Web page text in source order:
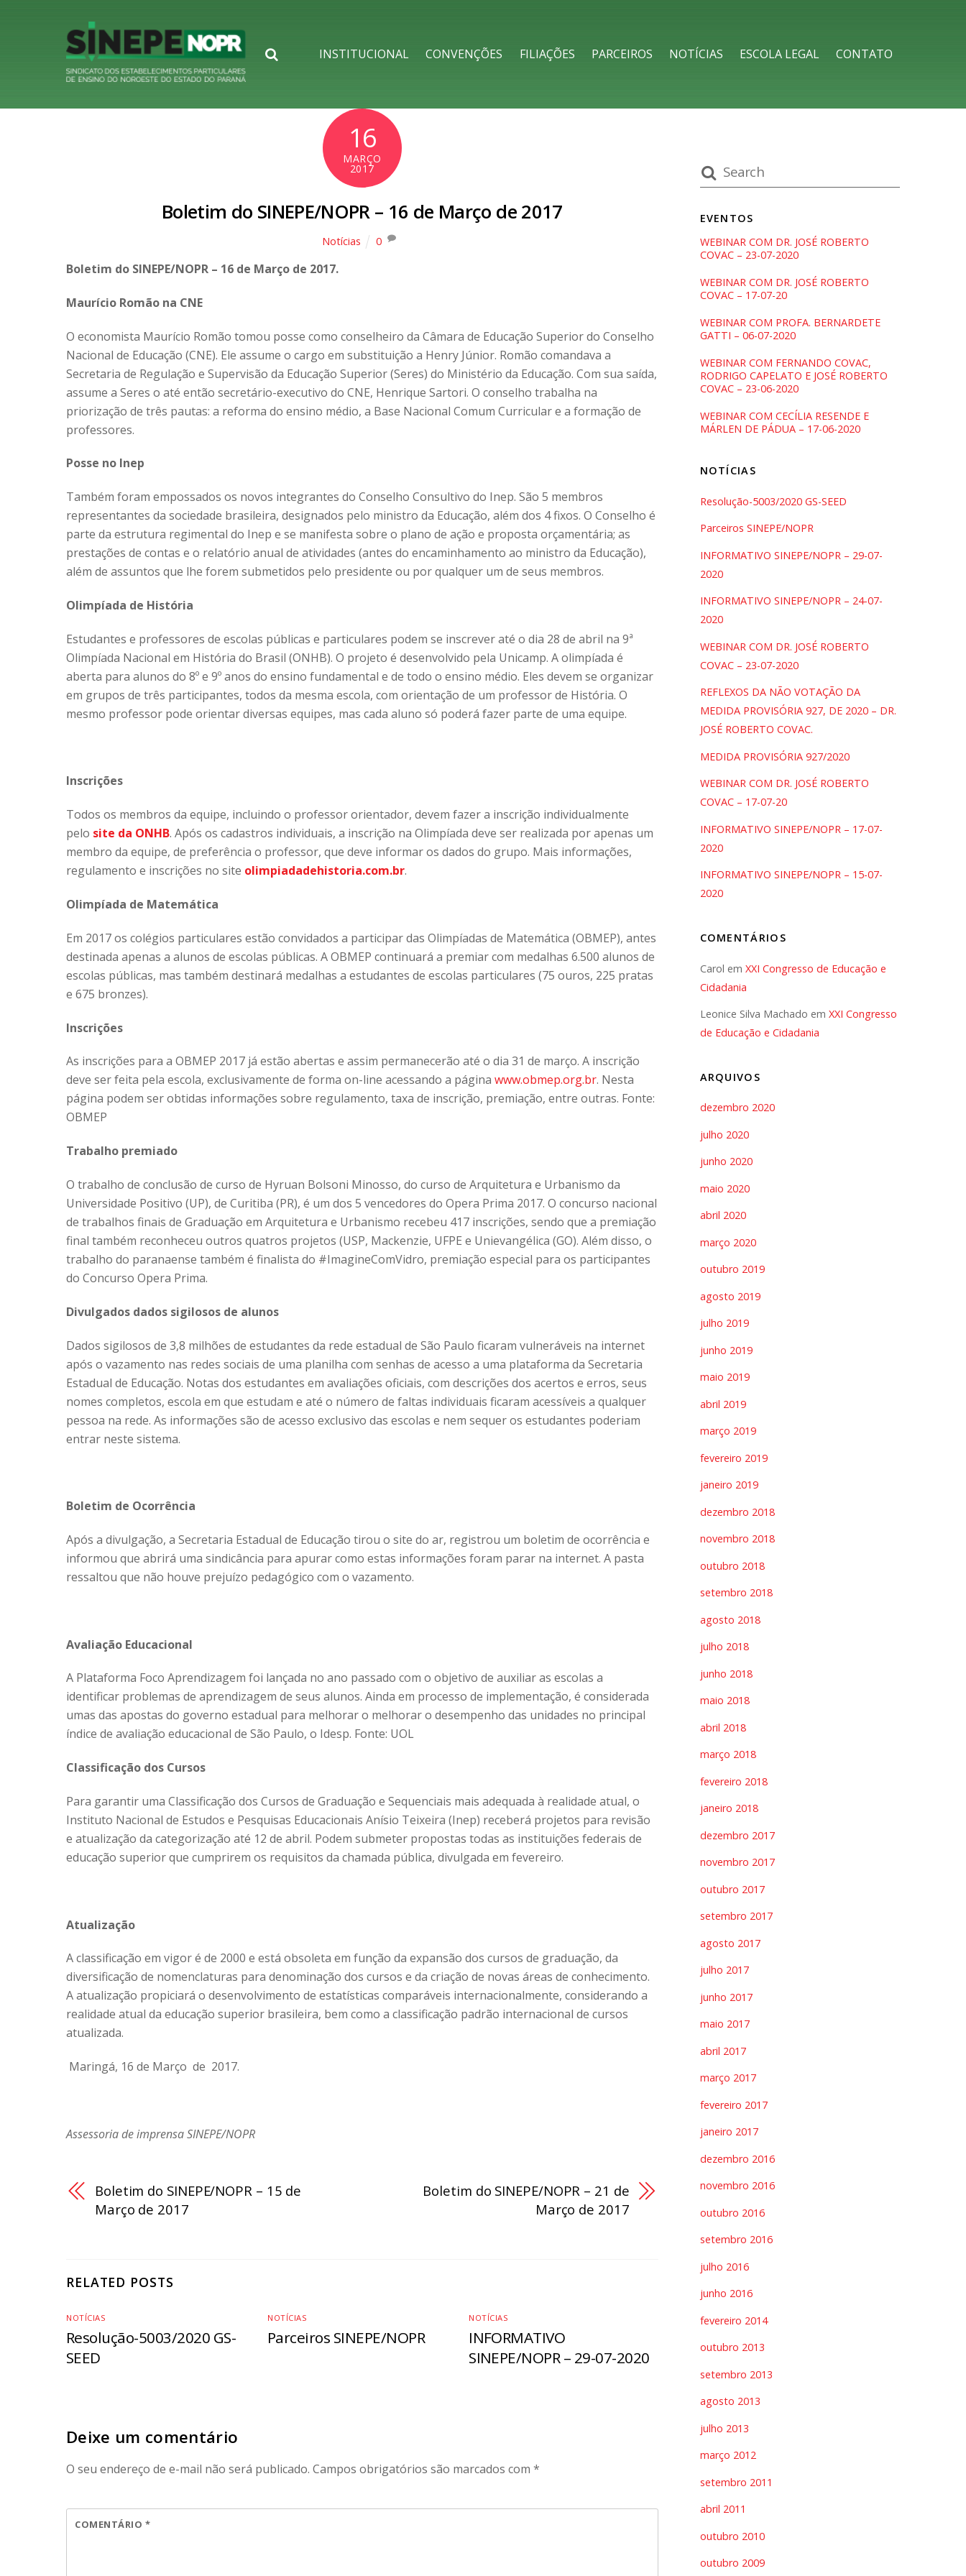
SearchINSTITUCIONAL CONVENÇÕES FILIAÇÕES PARCEIROS NOTÍCIAS ESCOLA LEGAL CONTATO
16
MARÇO
2017
Boletim do SINEPE/NOPR – 16 de Março de 2017
Notícias 0
Boletim do SINEPE/NOPR – 16 de Março de 2017.
Maurício Romão na CNE
O economista Maurício Romão tomou posse como conselheiro da Câmara de Educação Superior do Conselho
Nacional de Educação (CNE). Ele assume o cargo em substituição a Henry Júnior. Romão comandava a
Secretaria de Regulação e Supervisão da Educação Superior (Seres) do Ministério da Educação. Com sua saída,
assume a Seres o até então secretário-executivo do CNE, Henrique Sartori. O conselho trabalha na
priorização de três pautas: a reforma do ensino médio, a Base Nacional Comum Curricular e a formação de
professores.
Posse no Inep
Também foram empossados os novos integrantes do Conselho Consultivo do Inep. São 5 membros
representantes da sociedade brasileira, designados pelo ministro da Educação, além dos 4 fixos. O Conselho é
parte da estrutura regimental do Inep e se manifesta sobre o plano de ação e proposta orçamentária; as
prestações de contas e o relatório anual de atividades (antes do encaminhamento ao ministro da Educação),
além de assuntos que lhe forem submetidos pelo presidente ou por qualquer um de seus membros.
Olimpíada de História
Estudantes e professores de escolas públicas e particulares podem se inscrever até o dia 28 de abril na 9ª
Olimpíada Nacional em História do Brasil (ONHB). O projeto é desenvolvido pela Unicamp. A olimpíada é
aberta para alunos do 8º e 9º anos do ensino fundamental e de todo o ensino médio. Eles devem se organizar
em grupos de três participantes, todos da mesma escola, com orientação de um professor de História. O
mesmo professor pode orientar diversas equipes, mas cada aluno só poderá fazer parte de uma equipe.
Inscrições
Todos os membros da equipe, incluindo o professor orientador, devem fazer a inscrição individualmente
pelo site da ONHB. Após os cadastros individuais, a inscrição na Olimpíada deve ser realizada por apenas um
membro da equipe, de preferência o professor, que deve informar os dados do grupo. Mais informações,
regulamento e inscrições no site olimpiadadehistoria.com.br.
Olimpíada de Matemática
Em 2017 os colégios particulares estão convidados a participar das Olimpíadas de Matemática (OBMEP), antes
destinada apenas a alunos de escolas públicas. A OBMEP continuará a premiar com medalhas 6.500 alunos de
escolas públicas, mas também destinará medalhas a estudantes de escolas particulares (75 ouros, 225 pratas
e 675 bronzes).
Inscrições
As inscrições para a OBMEP 2017 já estão abertas e assim permanecerão até o dia 31 de março. A inscrição
deve ser feita pela escola, exclusivamente de forma on-line acessando a página www.obmep.org.br. Nesta
página podem ser obtidas informações sobre regulamento, taxa de inscrição, premiação, entre outras. Fonte:
OBMEP
Trabalho premiado
O trabalho de conclusão de curso de Hyruan Bolsoni Minosso, do curso de Arquitetura e Urbanismo da
Universidade Positivo (UP), de Curitiba (PR), é um dos 5 vencedores do Opera Prima 2017. O concurso nacional
de trabalhos finais de Graduação em Arquitetura e Urbanismo recebeu 417 inscrições, sendo que a premiação
final também reconheceu outros quatros projetos (USP, Mackenzie, UFPE e Unievangélica (GO). Além disso, o
trabalho do paranaense também é finalista do #ImagineComVidro, premiação especial para os participantes
do Concurso Opera Prima.
Divulgados dados sigilosos de alunos
Dados sigilosos de 3,8 milhões de estudantes da rede estadual de São Paulo ficaram vulneráveis na internet
após o vazamento nas redes sociais de uma planilha com senhas de acesso a uma plataforma da Secretaria
Estadual de Educação. Notas dos estudantes em avaliações oficiais, com descrições dos acertos e erros, seus
nomes completos, escola em que estudam e até o número de faltas individuais ficaram acessíveis a qualquer
pessoa na rede. As informações são de acesso exclusivo das escolas e nem sequer os estudantes poderiam
entrar neste sistema.
Boletim de Ocorrência
Após a divulgação, a Secretaria Estadual de Educação tirou o site do ar, registrou um boletim de ocorrência e
informou que abrirá uma sindicância para apurar como estas informações foram parar na internet. A pasta
ressaltou que não houve prejuízo pedagógico com o vazamento.
Avaliação Educacional
A Plataforma Foco Aprendizagem foi lançada no ano passado com o objetivo de auxiliar as escolas a
identificar problemas de aprendizagem de seus alunos. Ainda em processo de implementação, é considerada
umas das apostas do governo estadual para melhorar o melhorar o desempenho das unidades no principal
índice de avaliação educacional de São Paulo, o Idesp. Fonte: UOL
Classificação dos Cursos
Para garantir uma Classificação dos Cursos de Graduação e Sequenciais mais adequada à realidade atual, o
Instituto Nacional de Estudos e Pesquisas Educacionais Anísio Teixeira (Inep) receberá projetos para revisão
e atualização da categorização até 12 de abril. Podem submeter propostas todas as instituições federais de
educação superior que cumprirem os requisitos da chamada pública, divulgada em fevereiro.
Atualização
A classificação em vigor é de 2000 e está obsoleta em função da expansão dos cursos de graduação, da
diversificação de nomenclaturas para denominação dos cursos e da criação de novas áreas de conhecimento.
A atualização propiciará o desenvolvimento de estatísticas comparáveis internacionalmente, considerando a
realidade atual da educação superior brasileira, bem como a classificação padrão internacional de cursos
atualizada.
Maringá, 16 de Março de 2017.
Assessoria de imprensa SINEPE/NOPR
Boletim do SINEPE/NOPR – 15 de
Março de 2017
Boletim do SINEPE/NOPR – 21 de
Março de 2017
RELATED POSTS
NOTÍCIAS
Resolução-5003/2020 GS-
SEED
NOTÍCIAS
Parceiros SINEPE/NOPR
NOTÍCIAS
INFORMATIVO
SINEPE/NOPR – 29-07-2020
Deixe um comentário
O seu endereço de e-mail não será publicado. Campos obrigatórios são marcados com *
COMENTÁRIO *
EVENTOS
WEBINAR COM DR. JOSÉ ROBERTO
COVAC – 23-07-2020
WEBINAR COM DR. JOSÉ ROBERTO
COVAC – 17-07-20
WEBINAR COM PROFA. BERNARDETE
GATTI – 06-07-2020
WEBINAR COM FERNANDO COVAC,
RODRIGO CAPELATO E JOSÉ ROBERTO
COVAC – 23-06-2020
WEBINAR COM CECÍLIA RESENDE E
MÁRLEN DE PÁDUA – 17-06-2020
NOTÍCIAS
Resolução-5003/2020 GS-SEED
Parceiros SINEPE/NOPR
INFORMATIVO SINEPE/NOPR – 29-07-
2020
INFORMATIVO SINEPE/NOPR – 24-07-
2020
WEBINAR COM DR. JOSÉ ROBERTO
COVAC – 23-07-2020
REFLEXOS DA NÃO VOTAÇÃO DA
MEDIDA PROVISÓRIA 927, DE 2020 – DR.
JOSÉ ROBERTO COVAC.
MEDIDA PROVISÓRIA 927/2020
WEBINAR COM DR. JOSÉ ROBERTO
COVAC – 17-07-20
INFORMATIVO SINEPE/NOPR – 17-07-
2020
INFORMATIVO SINEPE/NOPR – 15-07-
2020
COMENTÁRIOS
Carol em XXI Congresso de Educação e
Cidadania
Leonice Silva Machado em XXI Congresso
de Educação e Cidadania
ARQUIVOS
dezembro 2020
julho 2020
junho 2020
maio 2020
abril 2020
março 2020
outubro 2019
agosto 2019
julho 2019
junho 2019
maio 2019
abril 2019
março 2019
fevereiro 2019
janeiro 2019
dezembro 2018
novembro 2018
outubro 2018
setembro 2018
agosto 2018
julho 2018
junho 2018
maio 2018
abril 2018
março 2018
fevereiro 2018
janeiro 2018
dezembro 2017
novembro 2017
outubro 2017
setembro 2017
agosto 2017
julho 2017
junho 2017
maio 2017
abril 2017
março 2017
fevereiro 2017
janeiro 2017
dezembro 2016
novembro 2016
outubro 2016
setembro 2016
julho 2016
junho 2016
fevereiro 2014
outubro 2013
setembro 2013
agosto 2013
julho 2013
março 2012
setembro 2011
abril 2011
outubro 2010
outubro 2009